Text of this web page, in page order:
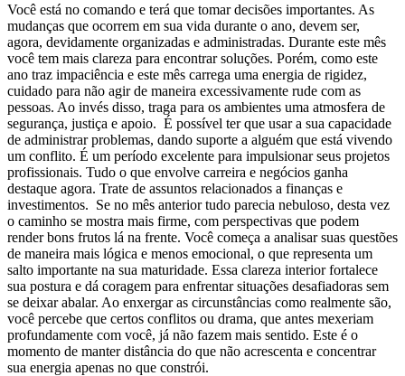
Você está no comando e terá que tomar decisões importantes. As
mudanças que ocorrem em sua vida durante o ano, devem ser,
agora, devidamente organizadas e administradas. Durante este mês
você tem mais clareza para encontrar soluções. Porém, como este
ano traz impaciência e este mês carrega uma energia de rigidez,
cuidado para não agir de maneira excessivamente rude com as
pessoas. Ao invés disso, traga para os ambientes uma atmosfera de
segurança, justiça e apoio. É possível ter que usar a sua capacidade
de administrar problemas, dando suporte a alguém que está vivendo
um conflito. É um período excelente para impulsionar seus projetos
profissionais. Tudo o que envolve carreira e negócios ganha
destaque agora. Trate de assuntos relacionados a finanças e
investimentos. Se no mês anterior tudo parecia nebuloso, desta vez
o caminho se mostra mais firme, com perspectivas que podem
render bons frutos lá na frente. Você começa a analisar suas questões
de maneira mais lógica e menos emocional, o que representa um
salto importante na sua maturidade. Essa clareza interior fortalece
sua postura e dá coragem para enfrentar situações desafiadoras sem
se deixar abalar. Ao enxergar as circunstâncias como realmente são,
você percebe que certos conflitos ou drama, que antes mexeriam
profundamente com você, já não fazem mais sentido. Este é o
momento de manter distância do que não acrescenta e concentrar
sua energia apenas no que constrói.